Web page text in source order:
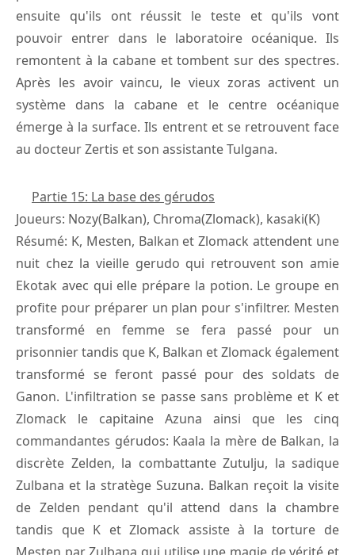
ensuite qu'ils ont réussit le teste et qu'ils vont
pouvoir entrer dans le laboratoire océanique. Ils
remontent à la cabane et tombent sur des spectres.
Après les avoir vaincu, le vieux zoras activent un
système dans la cabane et le centre océanique
émerge à la surface. Ils entrent et se retrouvent face
au docteur Zertis et son assistante Tulgana.
Partie 15: La base des gérudos
Joueurs: Nozy(Balkan), Chroma(Zlomack), kasaki(K)
Résumé: K, Mesten, Balkan et Zlomack attendent une
nuit chez la vieille gerudo qui retrouvent son amie
Ekotak avec qui elle prépare la potion. Le groupe en
profite pour préparer un plan pour s'infiltrer. Mesten
transformé en femme se fera passé pour un
prisonnier tandis que K, Balkan et Zlomack également
transformé se feront passé pour des soldats de
Ganon. L'infiltration se passe sans problème et K et
Zlomack le capitaine Azuna ainsi que les cinq
commandantes gérudos: Kaala la mère de Balkan, la
discrète Zelden, la combattante Zutulju, la sadique
Zulbana et la stratège Suzuna. Balkan reçoit la visite
de Zelden pendant qu'il attend dans la chambre
tandis que K et Zlomack assiste à la torture de
Mesten par Zulbana qui utilise une magie de vérité et